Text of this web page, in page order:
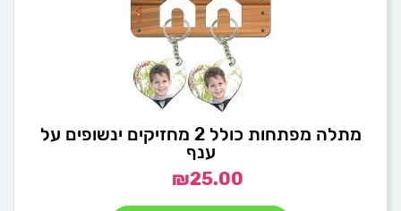
מתלה מפתחות כולל 2 מחזיקים ינשופים על
ענף
₪25.00